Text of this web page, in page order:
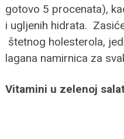
gotovo 5 procenata),
i ugljenih hidrata.
štetnog holesterola,
lagana namirnica za
Vitamini u zelenoj